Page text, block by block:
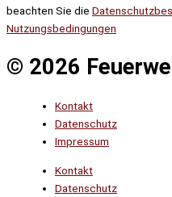
beachten Sie die
Nutzungsbedingungen
© 2026
Kontakt
Datenschutz
Impressum
Kontakt
Datenschutz